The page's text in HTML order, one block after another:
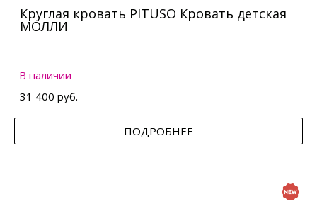
Круглая кровать PITUSO Кровать детская
МОЛЛИ
В наличии
31 400 руб.
ПОДРОБНЕЕ